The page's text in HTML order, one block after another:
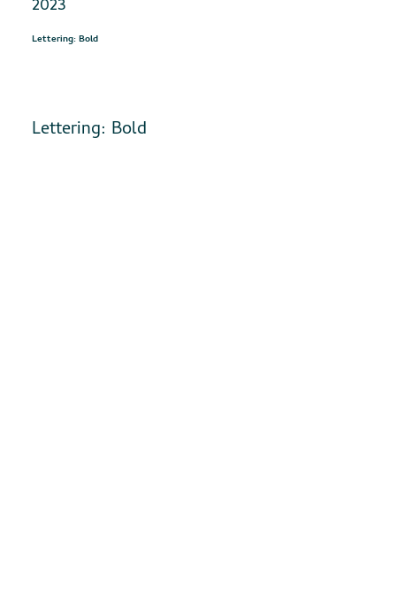
Lettering: Bold
2023
Lettering: Bold